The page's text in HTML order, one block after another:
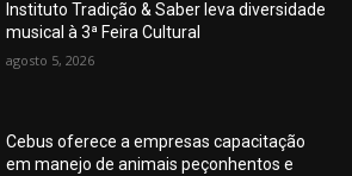
Instituto Tradição & Saber leva diversidade
musical à 3ª Feira Cultural
agosto 5, 2026
Cebus oferece a empresas capacitação
em manejo de animais peçonhentos e